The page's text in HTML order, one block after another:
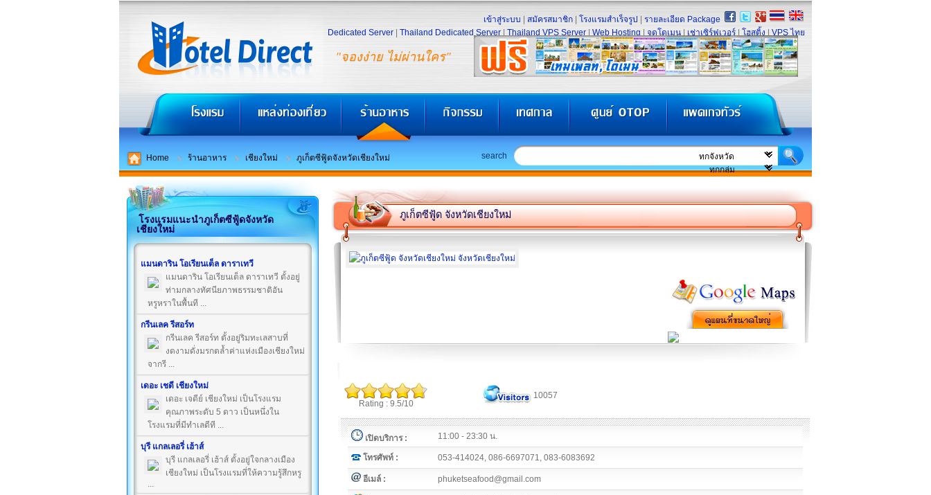
"จองง่าย ไม่ผ่านใคร"
เข้าสู่ระบบ สมัครสมาชิก โรงแรมสำเร็จรูป
รายละเอียด Package
Dedicated Server
Thailand Dedicated Server Thailand VPS Server Web Hosting จดโดเมน เช่าเซิร์ฟเวอร์ โฮสติ้ง VPS ไทย
Home ร้านอาหาร เชียงใหม่ ภูเก็ตซีฟู้ดจังหวัดเชียงใหม่ search
โรงแรมแนะนำภูเก็ตซีฟู้ดจังหวัด
เชียงใหม่
แมนดาริน โอเรียนเต็ล ดาราเทวี
แมนดาริน โอเรียนเต็ล ดาราเทวี ตั้งอยู่
ท่ามกลางทัศนียภาพธรรมชาติอัน
หรูหราในพื้นที ...
กรีนเลค รีสอร์ท
กรีนเลค รีสอร์ท ตั้งอยู่ริมทะเลสาบที่
งดงามดั่งมรกตล้ำค่าแห่งเมืองเชียงใหม่
จากรี ...
เดอะ เชดี เชียงใหม่
เดอะ เจดีย์ เชียงใหม่ เป็นโรงแรม
คุณภาพระดับ 5 ดาว เป็นหนึ่งใน
โรงแรมที่มีทำเลดีที ...
บุรี แกลเลอรี่ เฮ้าส์
บุรี แกลเลอรี่ เฮ้าส์ ตั้งอยู่ใจกลางเมือง
เชียงใหม่ เป็นโรงแรมที่ให้ความรู้สึกหรู
...
ภูเก็ตซีฟู้ด จังหวัดเชียงใหม่
Rating : 9.5/10
10057
เปิดบริการ : 11:00 - 23:30 น.
โทรศัพท์ : 053-414024, 086-6697071, 083-6083692
อีเมล์ : phuketseafood@gmail.com